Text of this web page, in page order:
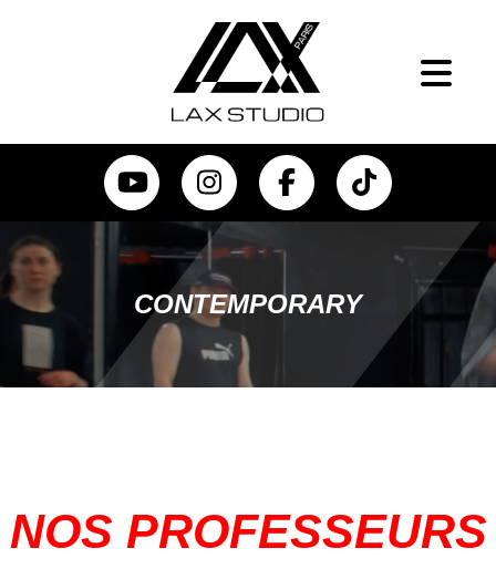
CONTEMPORARY
NOS PROFESSEURS